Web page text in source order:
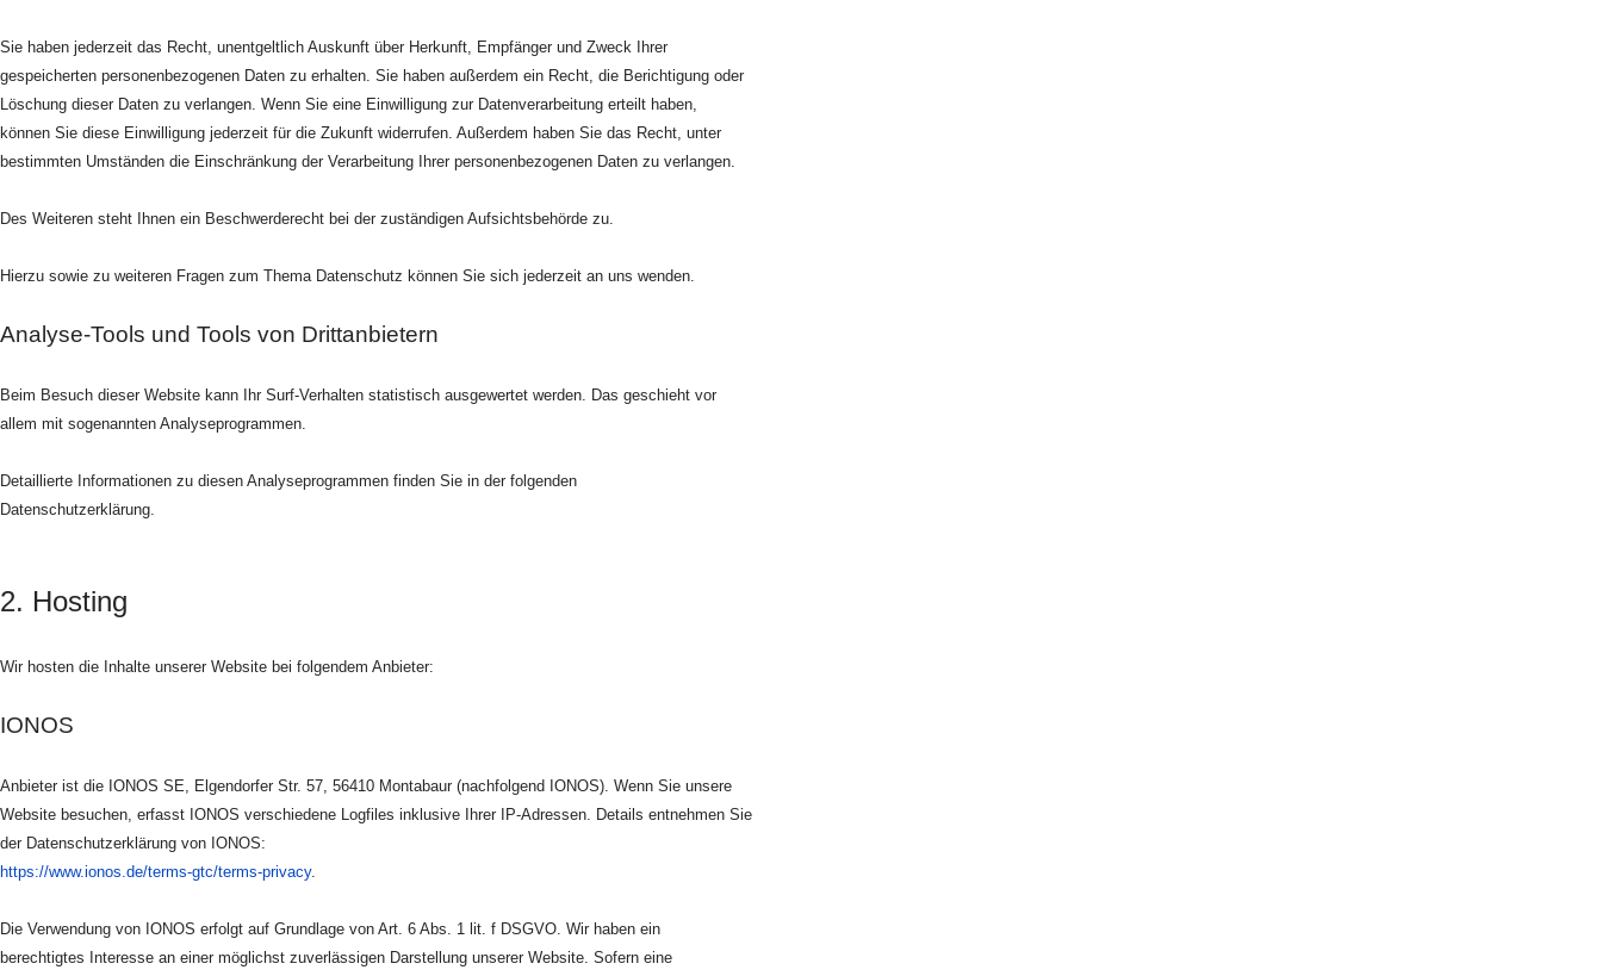
Sie haben jederzeit das Recht, unentgeltlich Auskunft über Herkunft, Empfänger und Zweck Ihrer
gespeicherten personenbezogenen Daten zu erhalten. Sie haben außerdem ein Recht, die Berichtigung oder
Löschung dieser Daten zu verlangen. Wenn Sie eine Einwilligung zur Datenverarbeitung erteilt haben,
können Sie diese Einwilligung jederzeit für die Zukunft widerrufen. Außerdem haben Sie das Recht, unter
bestimmten Umständen die Einschränkung der Verarbeitung Ihrer personenbezogenen Daten zu verlangen.
Des Weiteren steht Ihnen ein Beschwerderecht bei der zuständigen Aufsichtsbehörde zu.
Hierzu sowie zu weiteren Fragen zum Thema Datenschutz können Sie sich jederzeit an uns wenden.
Analyse-Tools und Tools von Drittanbietern
Beim Besuch dieser Website kann Ihr Surf-Verhalten statistisch ausgewertet werden. Das geschieht vor
allem mit sogenannten Analyseprogrammen.
Detaillierte Informationen zu diesen Analyseprogrammen finden Sie in der folgenden
Datenschutzerklärung.
2. Hosting
Wir hosten die Inhalte unserer Website bei folgendem Anbieter:
IONOS
Anbieter ist die IONOS SE, Elgendorfer Str. 57, 56410 Montabaur (nachfolgend IONOS). Wenn Sie unsere
Website besuchen, erfasst IONOS verschiedene Logfiles inklusive Ihrer IP-Adressen. Details entnehmen Sie
der Datenschutzerklärung von IONOS:
https://www.ionos.de/terms-gtc/terms-privacy.
Die Verwendung von IONOS erfolgt auf Grundlage von Art. 6 Abs. 1 lit. f DSGVO. Wir haben ein
berechtigtes Interesse an einer möglichst zuverlässigen Darstellung unserer Website. Sofern eine